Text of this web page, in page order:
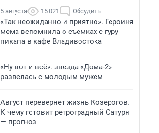
5 августа 15 021 Обсудить
«Так неожиданно и приятно». Героиня
мема вспомнила о съемках с гуру
пикапа в кафе Владивостока
«Ну вот и всё»: звезда «Дома-2»
развелась с молодым мужем
Август перевернет жизнь Козерогов.
К чему готовит ретроградный Сатурн
— прогноз